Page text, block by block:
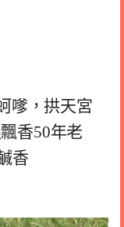
嗲，拱天宮
香50年老
香